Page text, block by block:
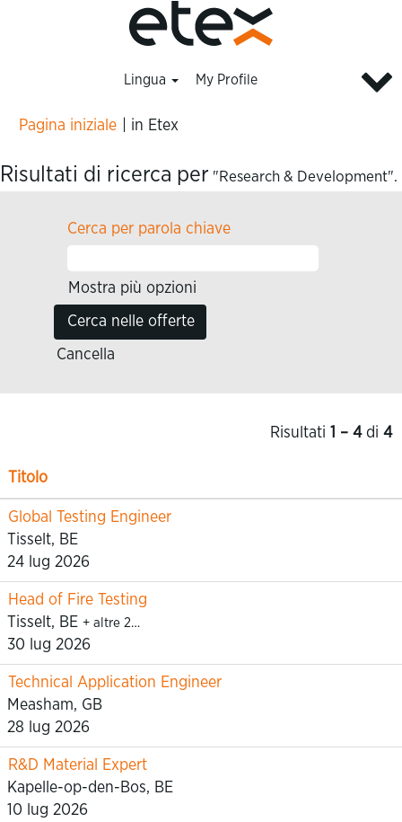
Lingua My Profile
Pagina iniziale in Etex
Risultati di ricerca per "Research & Development".
Cerca per parola chiave
Mostra più opzioni
Cancella
Risultati 1 – 4di 4
Titolo
Global Testing Engineer
Tisselt, BE
24 lug 2026
Head of Fire Testing
Tisselt, BE + altre 2…
30 lug 2026
Technical Application Engineer
Measham, GB
28 lug 2026
R&D Material Expert
Kapelle-op-den-Bos, BE
10 lug 2026